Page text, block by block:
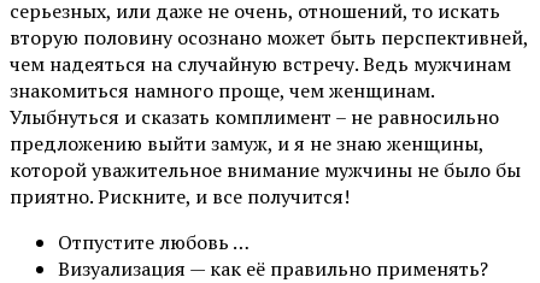
серьезных, или даже не очень, отношений, то искать
вторую половину осознано может быть перспективней,
чем надеяться на случайную встречу. Ведь мужчинам
знакомиться намного проще, чем женщинам.
Улыбнуться и сказать комплимент – не равносильно
предложению выйти замуж, и я не знаю женщины,
которой уважительное внимание мужчины не было бы
приятно. Рискните, и все получится!
Отпустите любовь …
Визуализация — как её правильно применять?